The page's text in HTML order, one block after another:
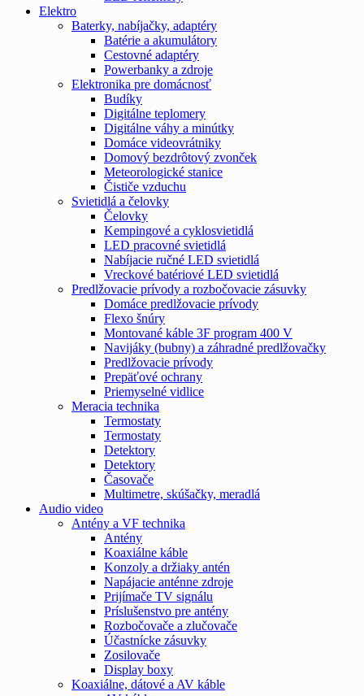
Elektro
Baterky, nabíjačky, adaptéry
Batérie a akumulátory
Cestovné adaptéry
Powerbanky a zdroje
Elektronika pre domácnosť
Budíky
Digitálne teplomery
Digitálne váhy a minútky
Domáce videovrátniky
Domový bezdrôtový zvonček
Meteorologické stanice
Čističe vzduchu
Svietidlá a čelovky
Čelovky
Kempingové a cyklosvietidlá
LED pracovné svietidlá
Nabíjacie ručné LED svietidlá
Vreckové batériové LED svietidlá
Predlžovacie prívody a rozbočovacie zásuvky
Domáce predlžovacie prívody
Flexo šnúry
Montované káble 3F program 400 V
Navijáky (bubny) a záhradné predlžovačky
Predlžovacie prívody
Prepäťové ochrany
Priemyselné vidlice
Meracia technika
Termostaty
Termostaty
Detektory
Detektory
Časovače
Multimetre, skúšačky, meradlá
Audio video
Antény a VF technika
Antény
Koaxiálne káble
Konzoly a držiaky antén
Napájacie anténne zdroje
Prijímače TV signálu
Príslušenstvo pre antény
Rozbočovače a zlučovače
Účastnícke zásuvky
Zosilovače
Display boxy
Koaxiálne, dátové a AV káble